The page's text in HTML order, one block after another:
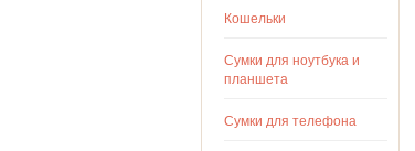
Кошельки
Сумки для ноутбука и
планшета
Сумки для телефона